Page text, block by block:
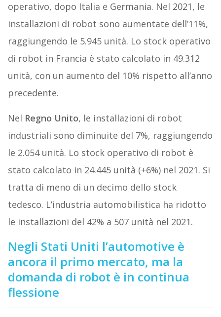
operativo, dopo Italia e Germania. Nel 2021, le
installazioni di robot sono aumentate dell’11%,
raggiungendo le 5.945 unità. Lo stock operativo
di robot in Francia è stato calcolato in 49.312
unità, con un aumento del 10% rispetto all’anno
precedente.
Nel Regno Unito, le installazioni di robot
industriali sono diminuite del 7%, raggiungendo
le 2.054 unità. Lo stock operativo di robot è
stato calcolato in 24.445 unità (+6%) nel 2021. Si
tratta di meno di un decimo dello stock
tedesco. L’industria automobilistica ha ridotto
le installazioni del 42% a 507 unità nel 2021.
Negli Stati Uniti l’automotive è
ancora il primo mercato, ma la
domanda di robot è in continua
flessione